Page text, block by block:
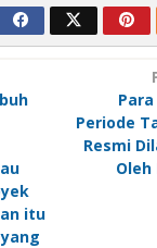
itu
Periode
Resmi
Oleh